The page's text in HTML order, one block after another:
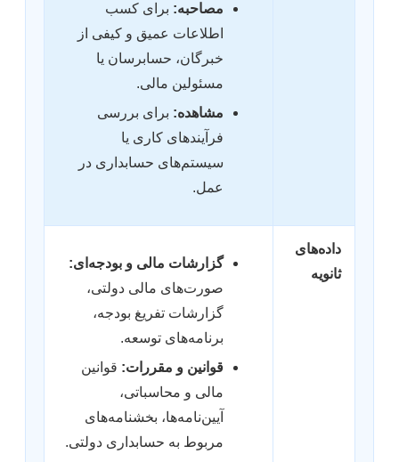
مصاحبه: برای کسب
اطلاعات عمیق و کیفی از
خبرگان، حسابرسان یا
مسئولین مالی.
مشاهده: برای بررسی
فرآیندهای کاری یا
سیستم‌های حسابداری در
عمل.
داده‌های
ثانویه
گزارشات مالی و بودجه‌ای:
صورت‌های مالی دولتی،
گزارشات تفریغ بودجه،
برنامه‌های توسعه.
قوانین و مقررات: قوانین
مالی و محاسباتی،
آیین‌نامه‌ها، بخشنامه‌های
مربوط به حسابداری دولتی.